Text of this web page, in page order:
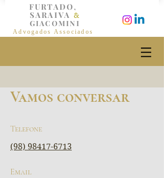
FURTADO,
SARAIVA &
GIACOMINI
Advogados Associados
Vamos conversar
Telefone
(98) 98417-6713
Email